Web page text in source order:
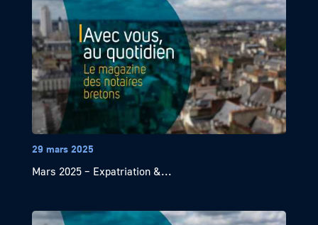
29 mars 2025
Mars 2025 – Expatriation &...